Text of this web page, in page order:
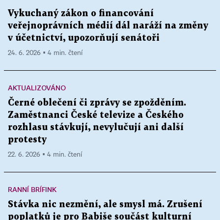
Vykuchaný zákon o financování
veřejnoprávních médií dál naráží na změny
v účetnictví, upozorňují senátoři
24. 6. 2026 ▪ 4 min. čtení
AKTUALIZOVÁNO
Černé oblečení či zprávy se zpožděním.
Zaměstnanci České televize a Českého
rozhlasu stávkují, nevylučují ani další
protesty
22. 6. 2026 ▪ 4 min. čtení
RANNÍ BRÍFINK
Stávka nic nezmění, ale smysl má. Zrušení
poplatků je pro Babiše součást kulturní